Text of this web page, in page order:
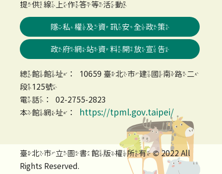
提供線上作答等活動
隱私權及資訊安全政策
政府網站資料開放宣告
總館館址：10659 臺北市建國南路二
段125號
電話：02-2755-2823
本館網址：
https://tpml.gov.taipei/
臺北市立圖書館版權所有 © 2022 All
Rights Reserved.